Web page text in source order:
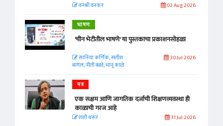
वनश्री वनकर 02 Aug 2026
भाषण
'चीन भेटीतील भाषणे' या पुस्तकाचा प्रकाशनसोहळा
सानिया कर्णिक, सतीश
बागल, नीती बडवे, भानू काळे
30 Jul 2026
पत्र
एक सक्षम आणि जागतिक दर्जाची शिक्षणव्यवस्था ही
काळाची गरज आहे
शशी थरूर 31 Jul 2026